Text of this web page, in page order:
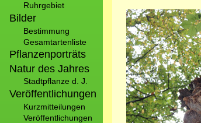
Ruhrgebiet
Bilder
Bestimmung
Gesamtartenliste
Pflanzenporträts
Natur des Jahres
Stadtpflanze d. J.
Veröffentlichungen
Kurzmitteilungen
Veröffentlichungen
Bild